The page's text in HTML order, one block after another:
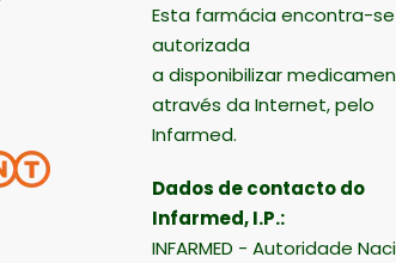
Esta farmácia encontra-se
autorizada
a disponibilizar
através da Internet, pelo
Infarmed.
Dados de contacto do
Infarmed, I.P.:
INFARMED - Autoridade